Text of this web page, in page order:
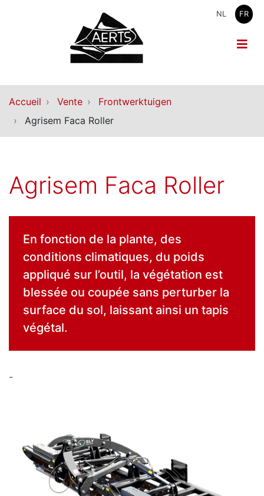
NL FR
Accueil Vente
Frontwerktuigen
Agrisem Faca Roller
Agrisem Faca Roller
En fonction de la plante, des
conditions climatiques, du poids
appliqué sur l’outil, la végétation est
blessée ou coupée sans perturber la
surface du sol, laissant ainsi un tapis
végétal.
-